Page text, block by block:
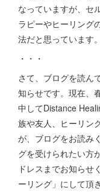
なっていますが、セ
ラピーやヒーリング
法だと思っています。
・・・
さて、ブログを読ん
知らせです。現在、
中してDistance
族や友人、ヒーリン
が、ブログをお読み
グを受けられたい方
ドレスまでお知らせ
ーリング」にして頂